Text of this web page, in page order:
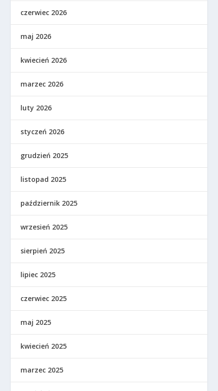
czerwiec 2026
maj 2026
kwiecień 2026
marzec 2026
luty 2026
styczeń 2026
grudzień 2025
listopad 2025
październik 2025
wrzesień 2025
sierpień 2025
lipiec 2025
czerwiec 2025
maj 2025
kwiecień 2025
marzec 2025